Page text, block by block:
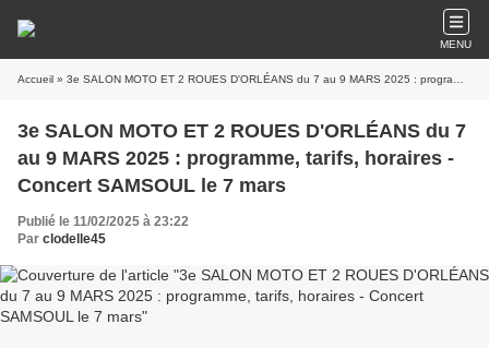
MENU
Accueil » 3e SALON MOTO ET 2 ROUES D'ORLÉANS du 7 au 9 MARS 2025 : programme, tarifs, horaires - Concert SAMSOUL le 7 mars
3e SALON MOTO ET 2 ROUES D'ORLÉANS du 7
au 9 MARS 2025 : programme, tarifs, horaires -
Concert SAMSOUL le 7 mars
Publié le 11/02/2025 à 23:22
Par clodelle45